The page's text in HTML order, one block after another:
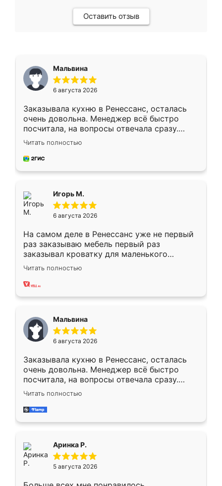
Оставить отзыв
Мальвина
6 августа 2026
Заказывала кухню в Ренессанс, осталась
очень довольна. Менеджер всё быстро
посчитала, на вопросы отвечала сразу.
Замерщик приехал в субботу, подошёл к
делу со всей ответственностью. Собрали
за день, ребята работали аккуратно, даже
Читать полностью
Игорь М.
6 августа 2026
На самом деле в Ренессанс уже не первый
раз заказываю мебель первый раз
заказывал кроватку для маленького
ребёнка при его рождении ,во второй раз
заказал шкаф-купе. По качеству очень
хорошее сборка достаточно быстрая,
меньше, здесь же он более разнообразный.
Мне нравится ,если что-то потребуется из
мебели буду заказывать только здесь.
Читать полностью
Мальвина
6 августа 2026
Заказывала кухню в Ренессанс, осталась
очень довольна. Менеджер всё быстро
посчитала, на вопросы отвечала сразу.
Замерщик приехал в субботу, подошёл к
делу со всей ответственностью. Собрали
за день, ребята работали аккуратно, даже
Читать полностью
Аринка Р.
5 августа 2026